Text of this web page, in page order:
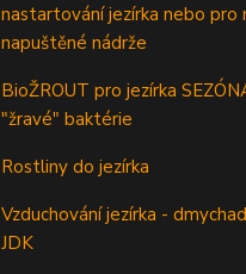
nastartování jezírka nebo pro
napuštěné nádrže
BioŽROUT pro jezírka
"žravé" baktérie
Rostliny do jezírka
Vzduchování jezírka -
JDK